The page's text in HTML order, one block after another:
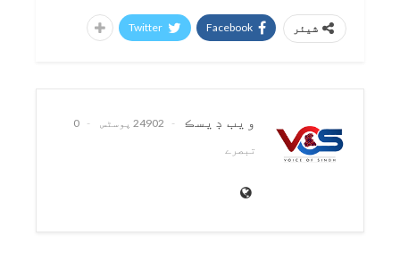
شیئر Facebook
Twitter
ويب ڊيسڪ 24902 پوسٹس
0
تبصرے